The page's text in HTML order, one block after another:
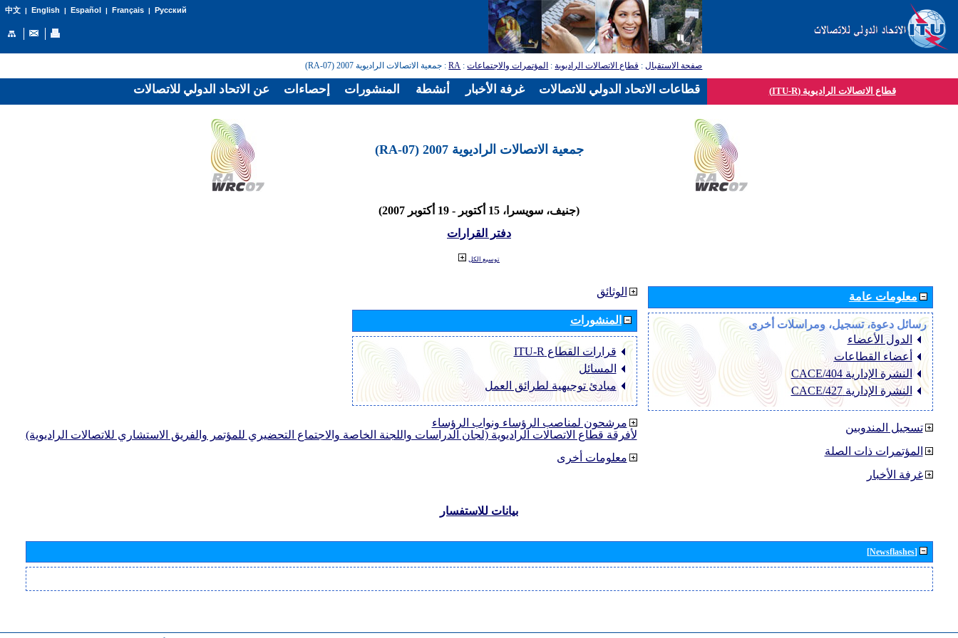
中文| English | Español | Français| Русский
صفحة الاستقبال: قطاع الاتصالات الراديوية: المؤتمرات والاجتماعات:
RA: جمعية الاتصالات الراديوية 2007 (RA-07)
قطاع الاتصالات الراديوية (ITU-R)
جمعية الاتصالات الراديوية 2007 (RA-07)
(جنيف، سويسرا، 15 أكتوبر - 19 أكتوبر 2007)
دفتر القرارات
توسيع الكل
الوثائق
المنشورات
قرارات القطاع ‏ITU-R
المسائل
مبادئ توجيهية لطرائق العمل
مرشحون لمناصب الرؤساء ونواب الرؤساء
لأفرقة قطاع الاتصالات الراديوية (لجان الدراسات واللجنة الخاصة والاجتماع التحضيري للمؤتمر والفريق الاستشاري للاتصالات الراديوية)
معلومات أخرى
معلومات عامة
رسائل دعوة، تسجيل، ومراسلات أخرى
الدول الأعضاء
أعضاء القطاعات
النشرة الإدارية CACE/404
النشرة الإدارية CACE/427
تسجيل المندوبين
المؤتمرات ذات الصلة
غرفة الأخبار
بيانات للاستفسار
[Newsflashes]
عن الاتحاد الدولي للاتصالات إحصاءات المنشورات أنشطة غرفة الأخبار قطاعات الاتحاد الدولي للاتصالات